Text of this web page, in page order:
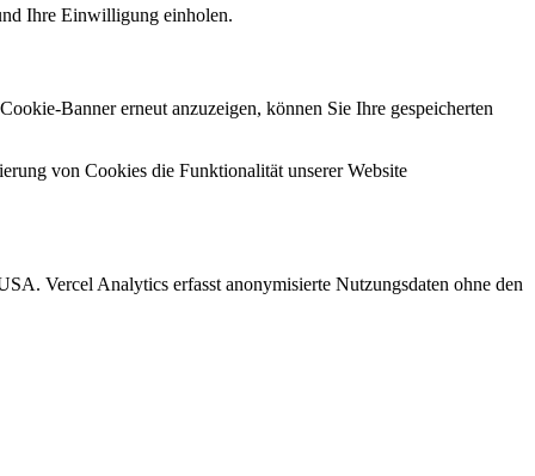
Ihre Einwilligung einholen.
Banner erneut anzuzeigen, können Sie Ihre gespeicherten
von Cookies die Funktionalität unserer Website
Vercel Analytics erfasst anonymisierte Nutzungsdaten ohne den